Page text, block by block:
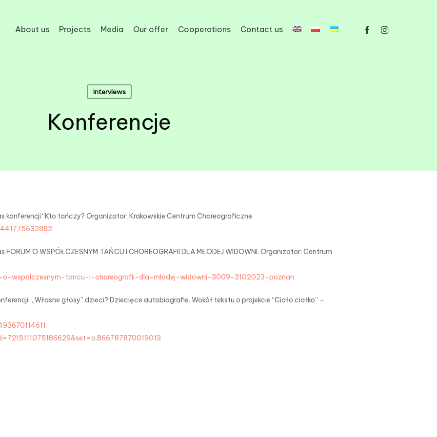
About us Projects Media Our offer Cooperations Contact us facebookinstagram
Interviews
Konferencje
“Kto tańczy? Organizator: Krakowskie Centrum Choreograficzne.
O WSPÓŁCZESNYM TAŃCU I CHOREOGRAFII DLA MŁODEJ WIDOWNI. Organizator: Centrum
o-wspolczesnym-tancu-i-choreografii-dla-mlodej-widowni-3009-3102023-poznan
„Własne głosy” dzieci? Dziecięce autobiografie. Wokół tekstu o projekcie “Ciało ciałko” –